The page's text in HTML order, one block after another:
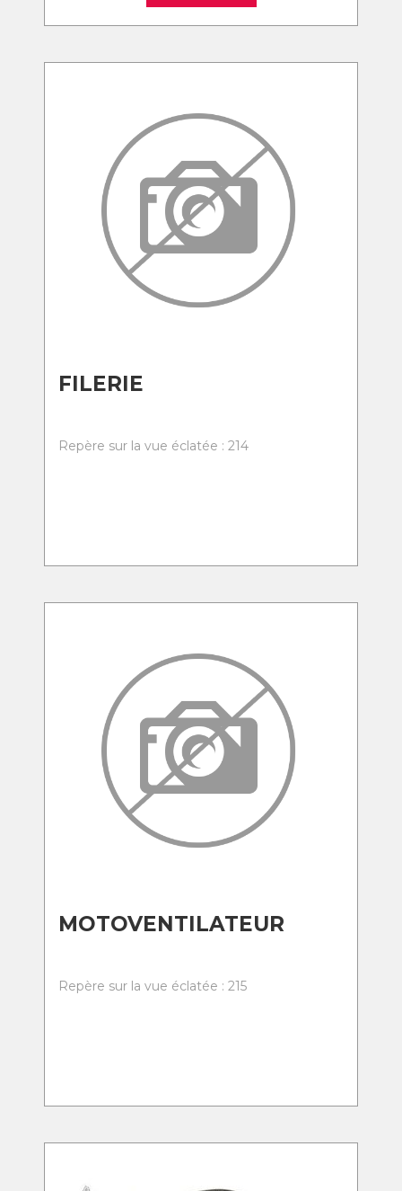
FILERIE
Repère sur la vue éclatée : 214
MOTOVENTILATEUR
Repère sur la vue éclatée : 215